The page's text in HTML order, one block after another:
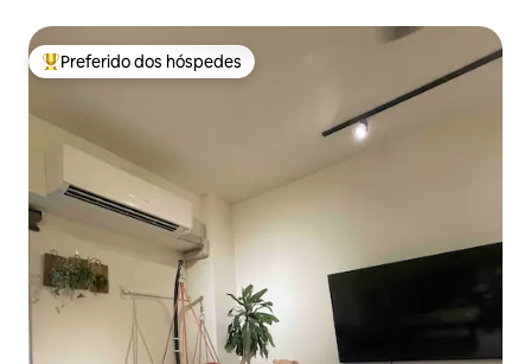
Dream Times/Cinema/Área de compras
gastronômicas/Mercado Noturno Dadong/Universidade
Nacional de Cheng Kung
Entre os melhores preferidos dos hóspedes
Preferido dos hóspedes